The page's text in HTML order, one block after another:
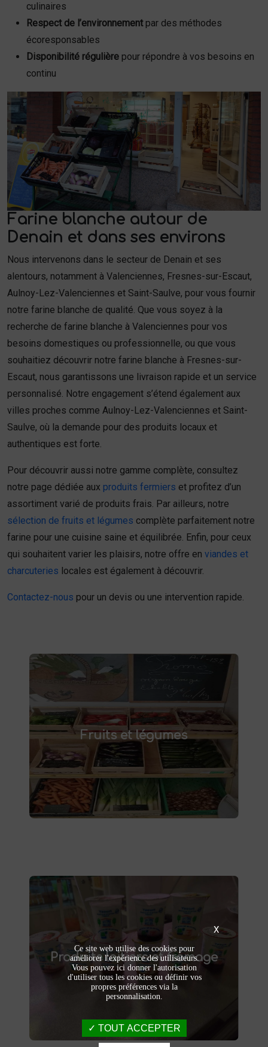
culinaires
Respect de l’environnementpar des méthodes
écoresponsables
Disponibilité régulière pour répondre à vos besoins en
continu
Farine blanche autour de
Denain et dans ses environs
Nous intervenons dans le secteur de Denain et ses
alentours, notamment à Valenciennes, Fresnes-sur-Escaut,
Aulnoy-Lez-Valenciennes et Saint-Saulve, pour vous fournir
notre farine blanche de qualité. Que vous soyez à la
recherche de farine blanche à Valenciennes pour vos
besoins domestiques ou professionnelle, ou que vous
souhaitiez découvrir notre farine blanche à Fresnes-sur-
Escaut, nous garantissons une livraison rapide et un service
personnalisé. Notre engagement s’étend également aux
villes proches comme Aulnoy-Lez-Valenciennes et Saint-
Saulve, où la demande pour des produits locaux et
authentiques est forte.
Pour découvrir aussi notre gamme complète, consultez
notre page dédiée aux produits fermiers et profitez d’un
assortiment varié de produits frais. Par ailleurs, notre
sélection de fruits et légumes complète parfaitement notre
farine pour une cuisine saine et équilibrée. Enfin, pour ceux
qui souhaitent varier les plaisirs, notre offre en viandes et
charcuteries locales est également à découvrir.
Contactez-nous pour un devis ou une intervention rapide.
Fruits et légumes
Fruits et légumes
Achetez des
fruits et légumes frais à Saint-
Saulve
et savourez des produits de saison,
cultivés localement. Goûtez la différence :
des produits sains et respectueux de
l'environnement. Vente directe à la ferme ou
livraison à domicile.
Produits laitiers et fromage
Produits laitiers et fromage
Dégustez nos
produits laitiers et fromages à
Saint-Saulve
. Yaourts crémeux, fromages
affinés et autres délices laitiers vous
attendent dans notre ferme. Livraison et
vente directe à la ferme pour une fraîcheur
X
Ce site web utilise des cookies pour
améliorer l'expérience des utilisateurs.
Vous pouvez ici donner l'autorisation
d'utiliser tous les cookies ou définir vos
propres préférences via la
personnalisation.
TOUT ACCEPTER